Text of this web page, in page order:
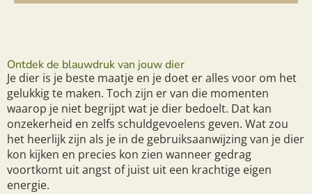
Ontdek de blauwdruk van jouw dier
Je dier is je beste maatje en je doet er alles voor om het
gelukkig te maken. Toch zijn er van die momenten
waarop je niet begrijpt wat je dier bedoelt. Dat kan
onzekerheid en zelfs schuldgevoelens geven. Wat zou
het heerlijk zijn als je in de gebruiksaanwijzing van je dier
kon kijken en precies kon zien wanneer gedrag
voortkomt uit angst of juist uit een krachtige eigen
energie.